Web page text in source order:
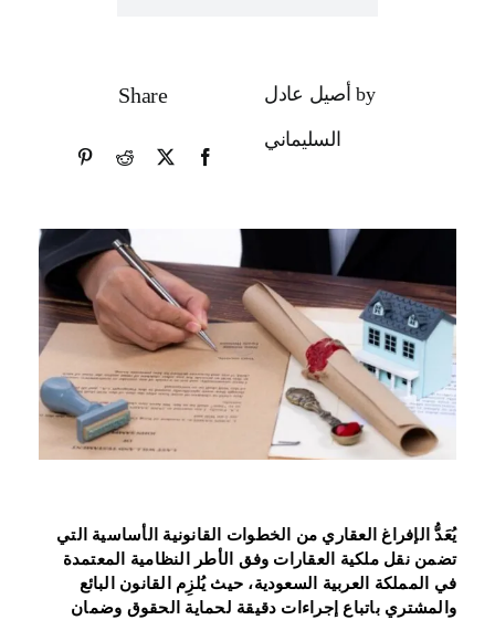
by أصيل عادل
السليماني
Share
يُعَدُّ الإفراغ العقاري من الخطوات القانونية الأساسية التي
تضمن نقل ملكية العقارات وفق الأطر النظامية المعتمدة
في المملكة العربية السعودية، حيث يُلزِم القانون البائع
والمشتري باتباع إجراءات دقيقة لحماية الحقوق وضمان